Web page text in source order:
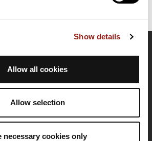
Show details
Allow all cookies
Allow selection
necessary cookies only